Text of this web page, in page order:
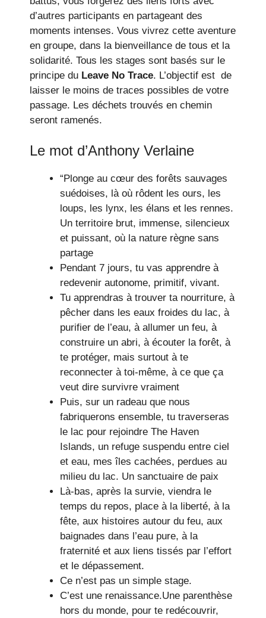
d’autres participants en partageant des
moments intenses. Vous vivrez cette aventure
en groupe, dans la bienveillance de tous et la
solidarité. Tous les stages sont basés sur le
principe du Leave No Trace. L’objectif est de
laisser le moins de traces possibles de votre
passage. Les déchets trouvés en chemin
seront ramenés.
Le mot d’Anthony Verlaine
“Plonge au cœur des forêts sauvages
suédoises, là où rôdent les ours, les
loups, les lynx, les élans et les rennes.
Un territoire brut, immense, silencieux
et puissant, où la nature règne sans
partage
Pendant 7 jours, tu vas apprendre à
redevenir autonome, primitif, vivant.
Tu apprendras à trouver ta nourriture, à
pêcher dans les eaux froides du lac, à
purifier de l’eau, à allumer un feu, à
construire un abri, à écouter la forêt, à
te protéger, mais surtout à te
reconnecter à toi-même, à ce que ça
veut dire survivre vraiment
Puis, sur un radeau que nous
fabriquerons ensemble, tu traverseras
le lac pour rejoindre The Haven
Islands, un refuge suspendu entre ciel
et eau, mes îles cachées, perdues au
milieu du lac. Un sanctuaire de paix
Là-bas, après la survie, viendra le
temps du repos, place à la liberté, à la
fête, aux histoires autour du feu, aux
baignades dans l’eau pure, à la
fraternité et aux liens tissés par l’effort
et le dépassement.
Ce n’est pas un simple stage.
C’est une renaissance.Une parenthèse
hors du monde, pour te redécouvrir,